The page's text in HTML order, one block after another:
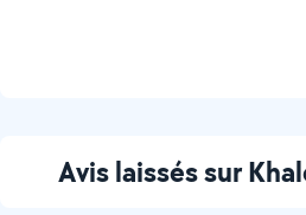
Avis laissés sur